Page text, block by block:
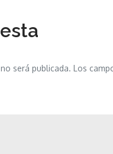
será publicada. Los